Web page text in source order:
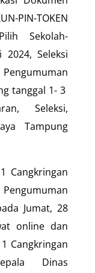
PIN-TOKEN
Sekolah-
2024, Seleksi
tanggal 1- 3
Seleksi,
Tampung
Cangkringan
Jumat, 28
online dan
Cangkringan
Dinas